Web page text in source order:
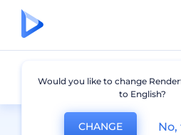
Post di Facebook
Would you like to change
to English?
CHANGE